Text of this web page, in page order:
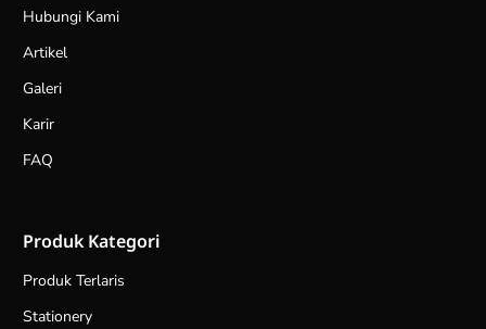
Hubungi Kami
Artikel
Galeri
Karir
FAQ
Produk Kategori
Produk Terlaris
Stationery